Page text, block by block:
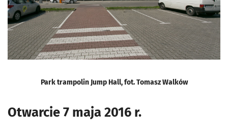
Park trampolin Jump Hall, fot. Tomasz Walków
Otwarcie 7 maja 2016 r.